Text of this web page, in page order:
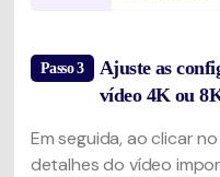
Passo 3
Ajuste as
vídeo 4K ou
Em seguida, ao clicar
detalhes do vídeo